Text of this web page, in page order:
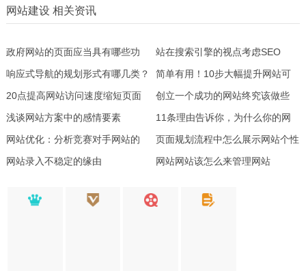
网站建设 相关资讯
政府网站的页面应当具有哪些功
用？
站在搜索引擎的视点考虑SEO
响应式导航的规划形式有哪几类？
简单有用！10步大幅提升网站可
访问性
20点提高网站访问速度缩短页面
加载时刻！
创立一个成功的网站终究该做些
啥？
浅谈网站方案中的感情要素
11条理由告诉你，为什么你的网
站不卖座
网站优化：分析竞赛对手网站的
10个SEO战略
页面规划流程中怎么展示网站个性
网站录入不稳定的缘由
网站网站该怎么来管理网站